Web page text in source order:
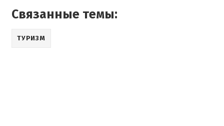
Связанные темы:
ТУРИЗМ